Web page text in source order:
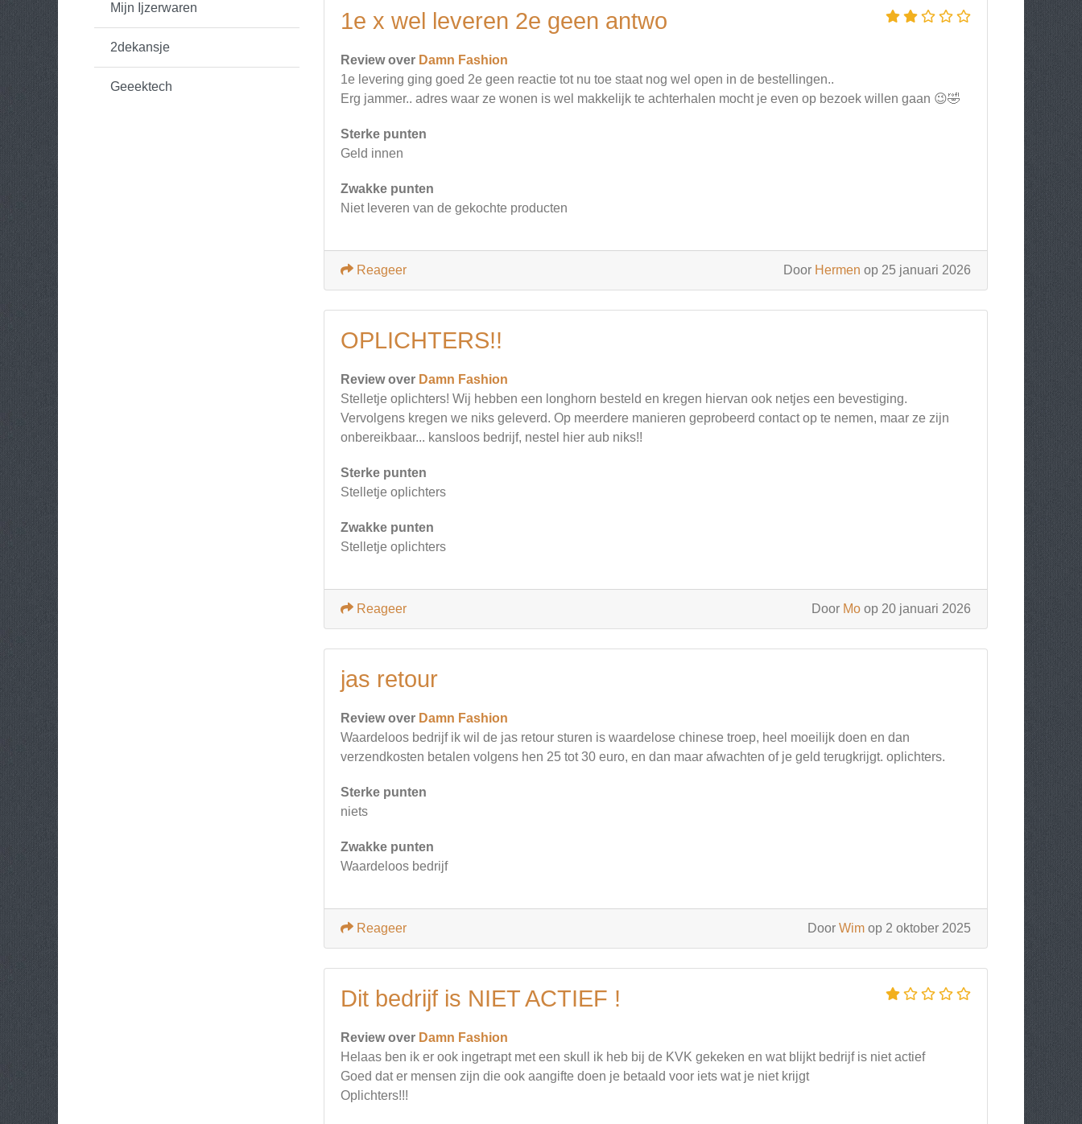
Mijn Ijzerwaren
2dekansje
Geeektech
1e x wel leveren 2e geen antwo
Review over Damn Fashion
1e levering ging goed 2e geen reactie tot nu toe staat nog wel open in de bestellingen..
Erg jammer.. adres waar ze wonen is wel makkelijk te achterhalen mocht je even op bezoek willen gaan 😉🤣
Sterke punten
Geld innen
Zwakke punten
Niet leveren van de gekochte producten
Door Hermen op 25 januari 2026
Reageer
OPLICHTERS!!
Review over Damn Fashion
Stelletje oplichters! Wij hebben een longhorn besteld en kregen hiervan ook netjes een bevestiging.
Vervolgens kregen we niks geleverd. Op meerdere manieren geprobeerd contact op te nemen, maar ze zijn
onbereikbaar... kansloos bedrijf, nestel hier aub niks!!
Sterke punten
Stelletje oplichters
Zwakke punten
Stelletje oplichters
Door Mo op 20 januari 2026
Reageer
jas retour
Review over Damn Fashion
Waardeloos bedrijf ik wil de jas retour sturen is waardelose chinese troep, heel moeilijk doen en dan
verzendkosten betalen volgens hen 25 tot 30 euro, en dan maar afwachten of je geld terugkrijgt. oplichters.
Sterke punten
niets
Zwakke punten
Waardeloos bedrijf
Door Wim op 2 oktober 2025
Reageer
Dit bedrijf is NIET ACTIEF !
Review over Damn Fashion
Helaas ben ik er ook ingetrapt met een skull ik heb bij de KVK gekeken en wat blijkt bedrijf is niet actief
Goed dat er mensen zijn die ook aangifte doen je betaald voor iets wat je niet krijgt
Oplichters!!!